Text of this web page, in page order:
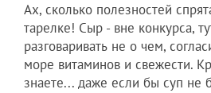
Ах, сколько полезностей
тарелке! Сыр - вне конкурса,
разговаривать не о чем,
море витаминов и свежести.
знаете... даже если бы суп не